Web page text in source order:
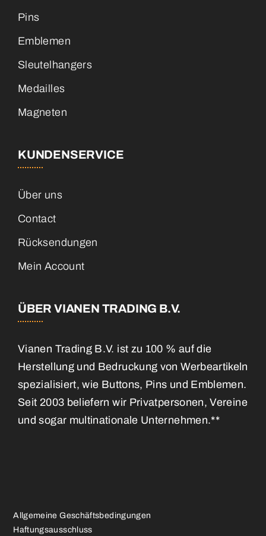
Pins
Emblemen
Sleutelhangers
Medailles
Magneten
KUNDENSERVICE
Über uns
Contact
Rücksendungen
Mein Account
ÜBER VIANEN TRADING B.V.
Vianen Trading B.V. ist zu 100 % auf die
Herstellung und Bedruckung von Werbeartikeln
spezialisiert, wie Buttons, Pins und Emblemen.
Seit 2003 beliefern wir Privatpersonen, Vereine
und sogar multinationale Unternehmen.**
Allgemeine Geschäftsbedingungen
Haftungsausschluss